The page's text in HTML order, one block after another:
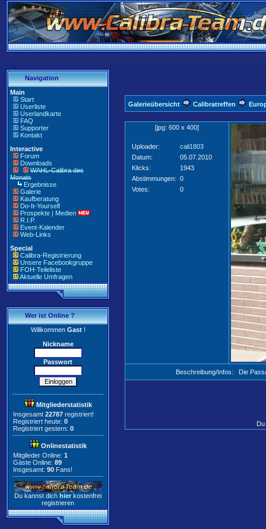
Navigation
Main
Start
Userliste
Userlandkarte
FAQ
Supporter
Kontakt
Interactive
Forum
Downloads
WAHL-Calibra des
Monats
Ergebnisse
Galerie
Kaufberatung
Do-It-Yourself
Prospekte | Medien
R.I.P.
Event-Kalender
Web-Links
Special
Calibra-Registrierung
Unsere Facebookgruppe
FOH-Teileliste
Aktuelle Umfragen
Wer ist Online ?
WillkommenGast!
Nickname
Passwort
Mitgliederstatistik
Insgesamt 22787 registriert!
Registriert heute: 0
Registriert gestern: 0
Onlinestatistik
Mitglieder Online: 1
Gäste Online: 89
Insgesamt: 90 Fans!
Du kannst dich hier kostenfrei
registrieren
Galerieübersicht Calibratreffen
[jpg: 600 x 400]
Uploader:
cali1803
Datum:
05.07.2010
Klicks:
1943
Abstimmungen: 0
Votes:
0
Beschreibung/Infos: Die